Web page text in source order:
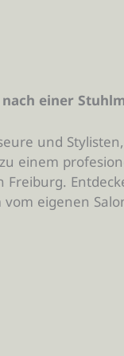
nach einer
und
einem
vom eigenen